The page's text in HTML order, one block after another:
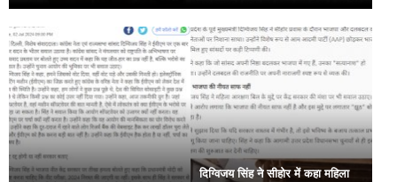
को लिखा पत्र
दिग्विजय सिंह ने सीहोर में कहा महिला